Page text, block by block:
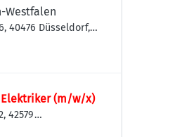
Westfalen
40476 Düsseldorf,
(m/w/x)
42579